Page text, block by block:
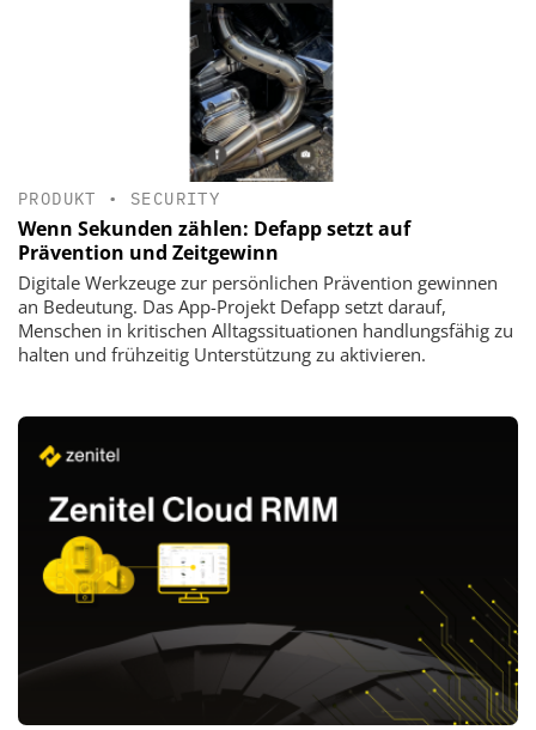
PRODUKT • SECURITY
Wenn Sekunden zählen: Defapp setzt auf
Prävention und Zeitgewinn
Digitale Werkzeuge zur persönlichen Prävention gewinnen
an Bedeutung. Das App-Projekt Defapp setzt darauf,
Menschen in kritischen Alltagssituationen handlungsfähig zu
halten und frühzeitig Unterstützung zu aktivieren.